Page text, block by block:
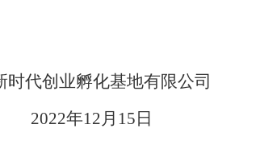
时代创业孵化基地有限公司
2022年12月15日